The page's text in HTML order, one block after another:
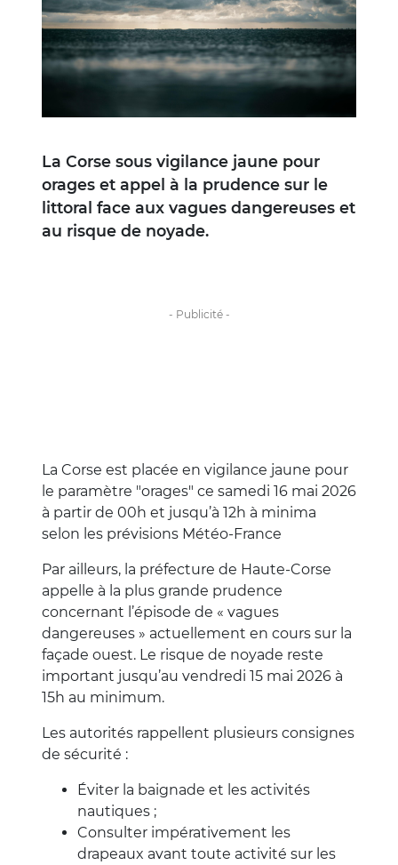
La Corse sous vigilance jaune pour
orages et appel à la prudence sur le
littoral face aux vagues dangereuses et
au risque de noyade.
La Corse est placée en vigilance jaune pour
le paramètre "orages" ce samedi 16 mai 2026
à partir de 00h et jusqu’à 12h à minima
selon les prévisions Météo-France
Par ailleurs, la préfecture de Haute-Corse
appelle à la plus grande prudence
concernant l’épisode de « vagues
dangereuses » actuellement en cours sur la
façade ouest. Le risque de noyade reste
important jusqu’au vendredi 15 mai 2026 à
15h au minimum.
Les autorités rappellent plusieurs consignes
de sécurité :
Éviter la baignade et les activités
nautiques ;
Consulter impérativement les
drapeaux avant toute activité sur les